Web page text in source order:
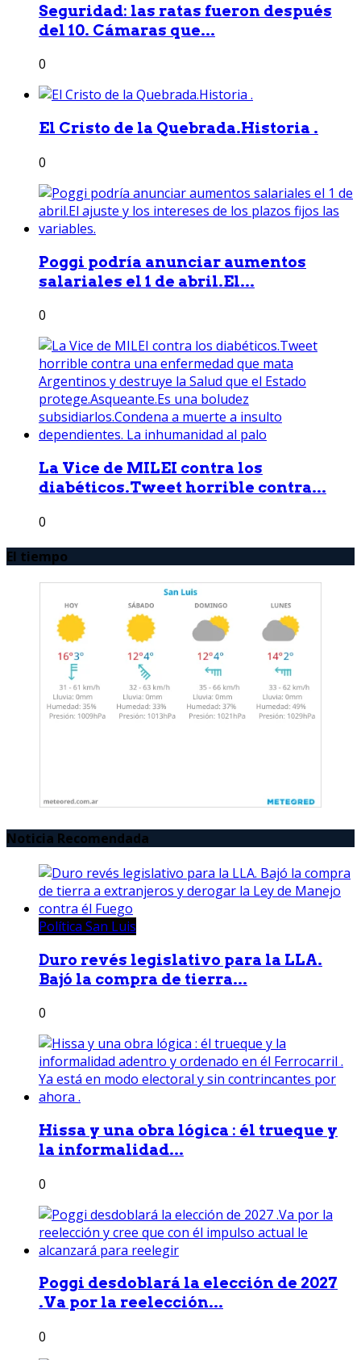
Seguridad: las ratas fueron después
del 10. Cámaras que...
0
El Cristo de la Quebrada.Historia .
0
Poggi podría anunciar aumentos
salariales el 1 de abril.El...
0
La Vice de MILEI contra los
diabéticos.Tweet horrible contra...
0
El tiempo
Noticia Recomendada
Política San Luis
Duro revés legislativo para la LLA.
Bajó la compra de tierra...
0
Hissa y una obra lógica : él trueque y
la informalidad...
0
Poggi desdoblará la elección de 2027
.Va por la reelección...
0